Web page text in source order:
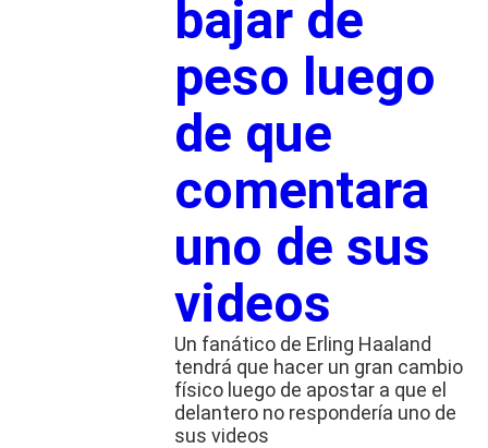
bajar de
peso luego
de que
comentara
uno de sus
videos
Un fanático de Erling Haaland
tendrá que hacer un gran cambio
físico luego de apostar a que el
delantero no respondería uno de
sus videos